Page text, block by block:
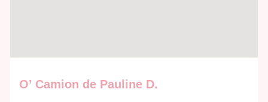
O’ Camion de Pauline D.